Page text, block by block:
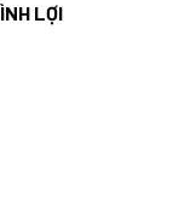
LỢI